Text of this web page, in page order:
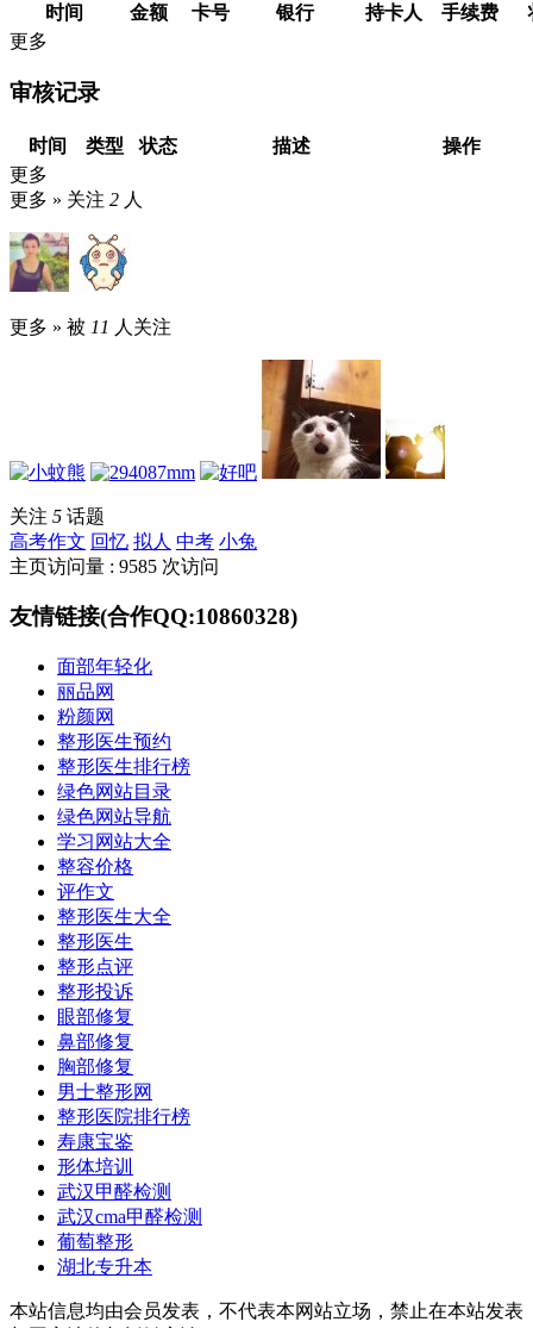
时间 金额 卡号 银行 持卡人 手续费
更多
审核记录
时间 类型 状态 描述
操作
更多
更多 » 关注 2 人
更多 » 被 11 人关注
关注 5 话题
高考作文 回忆 拟人 中考 小兔
主页访问量 : 9585 次访问
友情链接(合作QQ:10860328)
面部年轻化
丽品网
粉颜网
整形医生预约
整形医生排行榜
绿色网站目录
绿色网站导航
学习网站大全
整容价格
评作文
整形医生大全
整形医生
整形点评
整形投诉
眼部修复
鼻部修复
胸部修复
男士整形网
整形医院排行榜
寿康宝鉴
形体培训
武汉甲醛检测
武汉cma甲醛检测
葡萄整形
湖北专升本
本站信息均由会员发表，不代表本网站立场，禁止在本站发表